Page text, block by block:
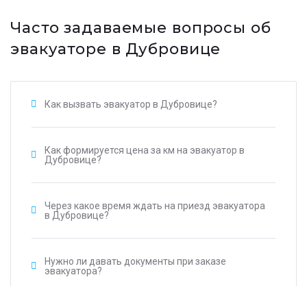
Часто задаваемые вопросы об
эвакуаторе в Дубровице
Как вызвать эвакуатор в Дубровице?
Как формируется цена за км на эвакуатор в
Дубровице?
Через какое время ждать на приезд эвакуатора
в Дубровице?
Нужно ли давать документы при заказе
эвакуатора?